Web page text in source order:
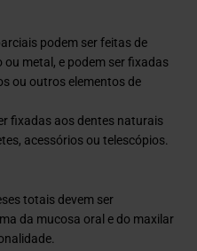
podem ser feitas de
metal, e podem ser fixadas
ou outros elementos de
fixadas aos dentes naturais
acessórios ou telescópios.
totais devem ser
da mucosa oral e do maxilar